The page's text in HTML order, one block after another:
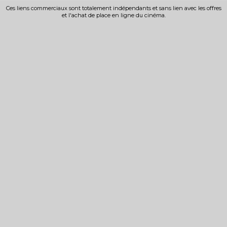
Ces liens commerciaux sont totalement indépendants et sans lien avec les offres
et l'achat de place en ligne du cinéma.